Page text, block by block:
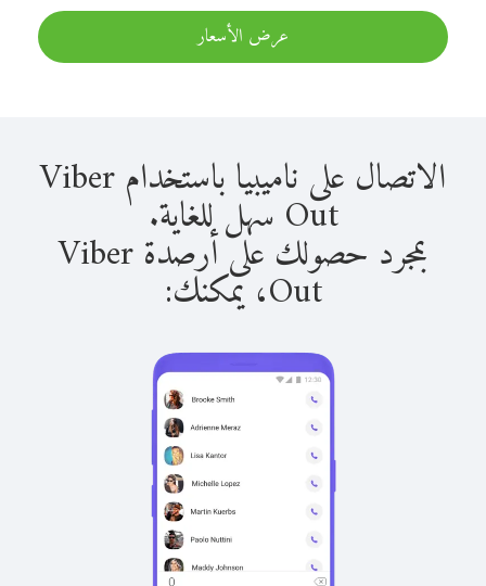
عرض الأسعار
الاتصال على ناميبيا باستخدام Viber
Out سهل للغاية.
بمجرد حصولك على أرصدة Viber
Out، يمكنك: